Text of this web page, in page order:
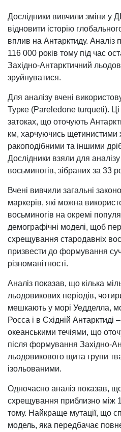
Дослідники вивчили зміни у
відновити історію
вплив на Антарктиду. Аналіз
116 000 років тому під час
Західно-Антарктичний
зруйнуватися.
Для аналізу вчені
Турке (Pareledone turqueti).
затоках, що оточують
км, харчуючись щетинистими
ракоподібними та іншими
Дослідники взяли для
восьминогів, зібраних за 33
Вчені вивчили загальні
маркерів, які можна
восьминогів на окремі
демографічні моделі, щоб
схрещування стародавніх
призвести до формування
різноманітності.
Аналіз показав, що кілька
льодовикових періодів,
мешкають у морі Уедделла,
Росса і в Східній Антарктиді
океанськими течіями, що
після формування Західно-
льодовикового щита групи
ізольованими.
Одночасно аналіз показав,
схрещування приблизно між
тому. Найкраще мутації, що
модель, яка передбачає